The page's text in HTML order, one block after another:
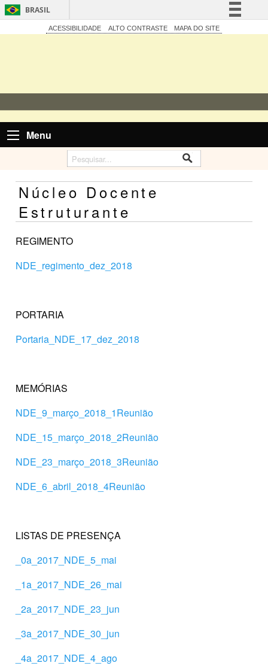
BRASIL
Simplifique!
ACESSIBILIDADE ALTO CONTRASTE MAPA DO SITE
Menu
Núcleo Docente
Estruturante
REGIMENTO
NDE_regimento_dez_2018
PORTARIA
Portaria_NDE_17_dez_2018
MEMÓRIAS
NDE_9_março_2018_1Reunião
NDE_15_março_2018_2Reunião
NDE_23_março_2018_3Reunião
NDE_6_abril_2018_4Reunião
LISTAS DE PRESENÇA
_0a_2017_NDE_5_mai
_1a_2017_NDE_26_mai
_2a_2017_NDE_23_jun
_3a_2017_NDE_30_jun
_4a_2017_NDE_4_ago